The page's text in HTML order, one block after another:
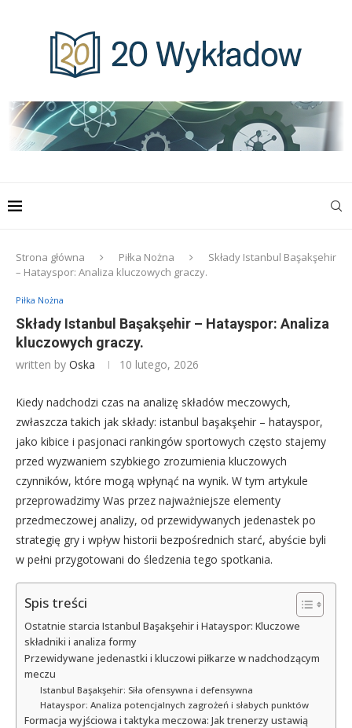
Strona główna Piłka Nożna
Składy Istanbul Başakşehir
– Hatayspor: Analiza kluczowych graczy.
Piłka Nożna
Składy Istanbul Başakşehir – Hatayspor: Analiza
kluczowych graczy.
written by Oska 10 lutego, 2026
Kiedy nadchodzi czas na analizę składów meczowych,
zwłaszcza takich jak składy: istanbul başakşehir – hatayspor,
jako kibice i pasjonaci rankingów sportowych często stajemy
przed wyzwaniem szybkiego zrozumienia kluczowych
czynników, które mogą wpłynąć na wynik. W tym artykule
przeprowadzimy Was przez najważniejsze elementy
przedmeczowej analizy, od przewidywanych jedenastek po
strategię gry i wpływ historii bezpośrednich starć, abyście byli
w pełni przygotowani do śledzenia tego spotkania.
Spis treści
Ostatnie starcia Istanbul Başakşehir i Hatayspor: Kluczowe
składniki i analiza formy
Przewidywane jedenastki i kluczowi piłkarze w nadchodzącym
meczu
Istanbul Başakşehir: Siła ofensywna i defensywna
Hatayspor: Analiza potencjalnych zagrożeń i słabych punktów
Formacja wyjściowa i taktyka meczowa: Jak trenerzy ustawią